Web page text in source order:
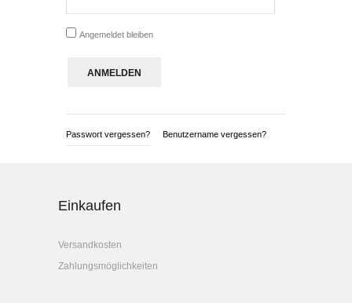
Angemeldet bleiben
Passwort vergessen? Benutzername vergessen?
Einkaufen
Versandkosten
Zahlungsmöglichkeiten